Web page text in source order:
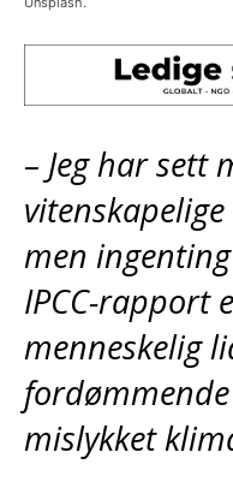
– Jeg har sett
men
IPCC-rapport
menneskelig
mislykket